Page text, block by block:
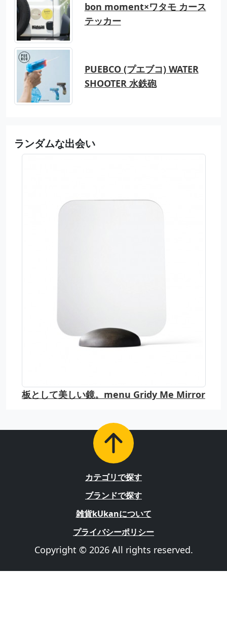
bon moment×ワタモ カース
テッカー
PUEBCO (プエブコ) WATER
SHOOTER 水鉄砲
ランダムな出会い
板として美しい鏡。menu Gridy Me Mirror
カテゴリで探す
ブランドで探す
雑貨kUkanについて
プライバシーポリシー
Copyright © 2026 All rights reserved.